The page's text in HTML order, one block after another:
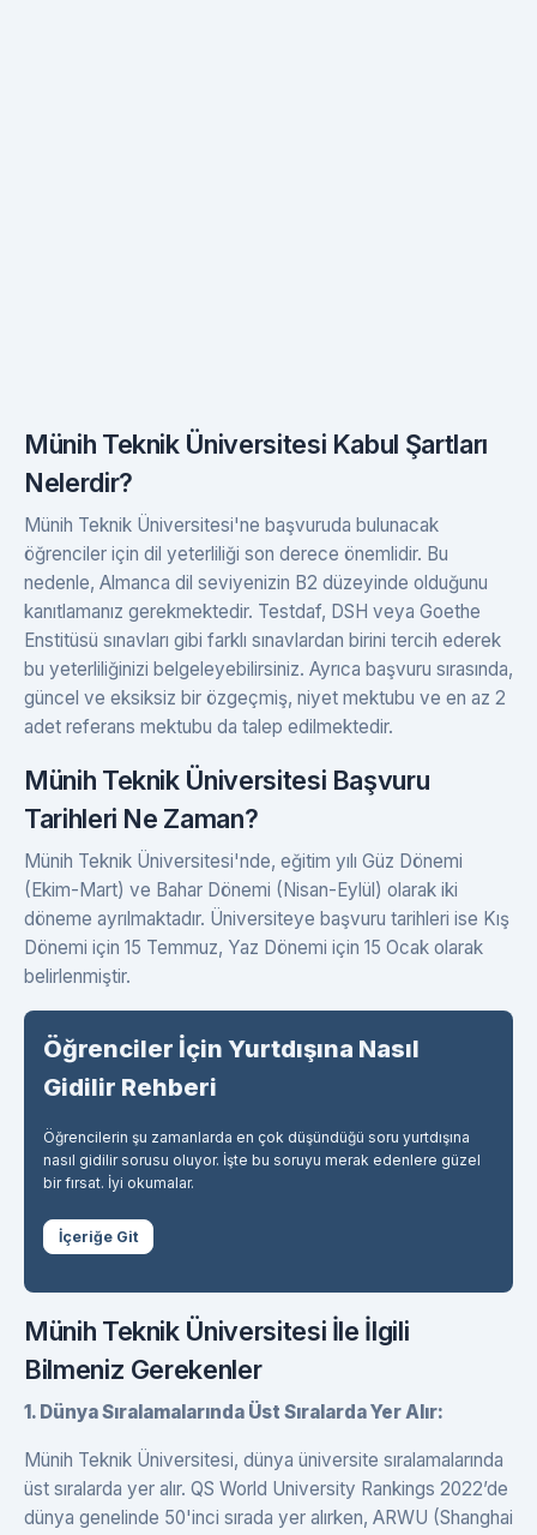
Münih Teknik Üniversitesi Kabul Şartları
Nelerdir?
Münih Teknik Üniversitesi'ne başvuruda bulunacak
öğrenciler için dil yeterliliği son derece önemlidir. Bu
nedenle, Almanca dil seviyenizin B2 düzeyinde olduğunu
kanıtlamanız gerekmektedir. Testdaf, DSH veya Goethe
Enstitüsü sınavları gibi farklı sınavlardan birini tercih ederek
bu yeterliliğinizi belgeleyebilirsiniz. Ayrıca başvuru sırasında,
güncel ve eksiksiz bir özgeçmiş, niyet mektubu ve en az 2
adet referans mektubu da talep edilmektedir.
Münih Teknik Üniversitesi Başvuru
Tarihleri Ne Zaman?
Münih Teknik Üniversitesi'nde, eğitim yılı Güz Dönemi
(Ekim-Mart) ve Bahar Dönemi (Nisan-Eylül) olarak iki
döneme ayrılmaktadır. Üniversiteye başvuru tarihleri ise Kış
Dönemi için 15 Temmuz, Yaz Dönemi için 15 Ocak olarak
belirlenmiştir.
Öğrenciler İçin Yurtdışına Nasıl
Gidilir Rehberi
Öğrencilerin şu zamanlarda en çok düşündüğü soru yurtdışına
nasıl gidilir sorusu oluyor. İşte bu soruyu merak edenlere güzel
bir fırsat. İyi okumalar.
İçeriğe Git
Münih Teknik Üniversitesi İle İlgili
Bilmeniz Gerekenler
1. Dünya Sıralamalarında Üst Sıralarda Yer Alır:
Münih Teknik Üniversitesi, dünya üniversite sıralamalarında
üst sıralarda yer alır. QS World University Rankings 2022’de
dünya genelinde 50'inci sırada yer alırken, ARWU (Shanghai